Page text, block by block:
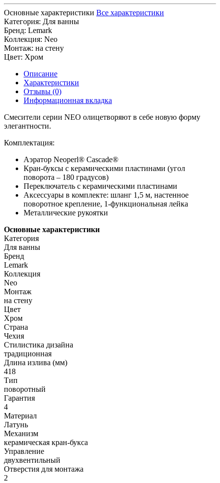
Основные характеристики Все характеристики
Категория: Для ванны
Бренд: Lemark
Коллекция: Neo
Монтаж: на стену
Цвет: Хром
Описание
Характеристики
Отзывы (0)
Информационная вкладка
Смесители серии NEO олицетворяют в себе новую форму
элегантности.
Комплектация:
Аэратор Neoperl® Cascade®
Кран-буксы с керамическими пластинами (угол
поворота – 180 градусов)
Переключатель с керамическими пластинами
Аксессуары в комплекте: шланг 1,5 м, настенное
поворотное крепление, 1-функциональная лейка
Металлические рукоятки
Основные характеристики
Категория
Для ванны
Бренд
Lemark
Коллекция
Neo
Монтаж
на стену
Цвет
Хром
Страна
Чехия
Стилистика дизайна
традиционная
Длина излива (мм)
418
Тип
поворотный
Гарантия
4
Материал
Латунь
Механизм
керамическая кран-букса
Управление
двухвентильный
Отверстия для монтажа
2